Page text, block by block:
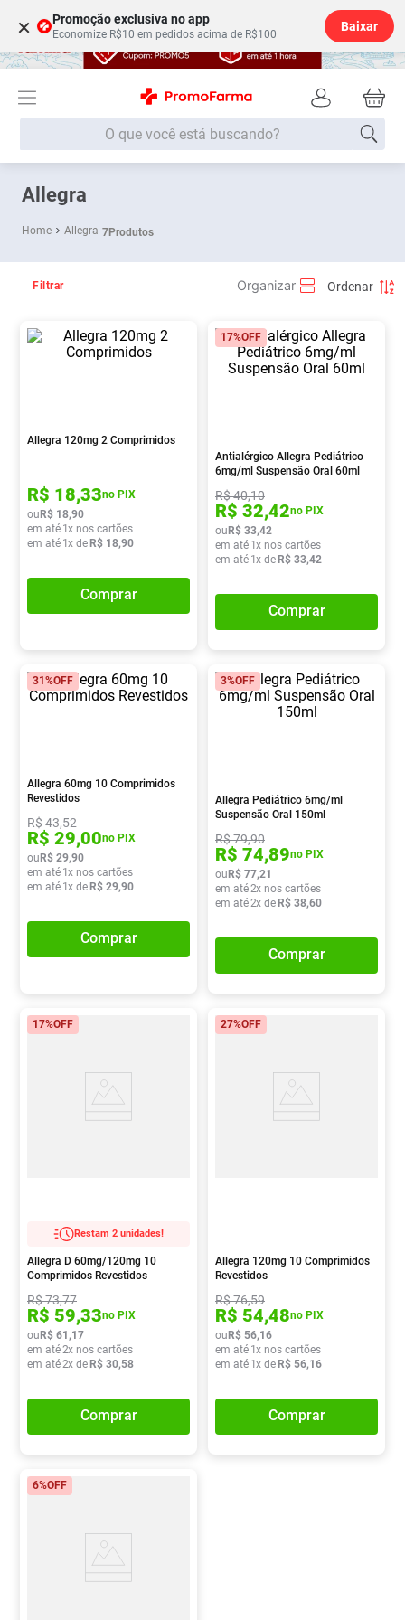
× Promoção exclusiva no app
Economize R$10 em pedidos acima de R$100
Baixar
O que você está buscando?
Allegra
Allegra 7Produtos
Filtrar
Allegra 120mg 2 Comprimidos
R$ 18,33no PIX
ouR$ 18,90
em até 1x nos cartões
em até 1x deR$ 18,90
Comprar
17%OFF
Antialérgico Allegra Pediátrico
6mg/ml Suspensão Oral 60ml
R$40,10
R$ 32,42no PIX
ouR$ 33,42
em até 1x nos cartões
em até 1x deR$ 33,42
Comprar
31%OFF
Allegra 60mg 10 Comprimidos
Revestidos
R$43,52
R$ 29,00no PIX
ouR$ 29,90
em até 1x nos cartões
em até 1x deR$ 29,90
Comprar
3%OFF
Allegra Pediátrico 6mg/ml
Suspensão Oral 150ml
R$79,90
R$ 74,89no PIX
ouR$ 77,21
em até2x nos cartões
em até2x deR$ 38,60
Comprar
17%OFF
Restam 2 unidades!
Allegra D 60mg/120mg 10
Comprimidos Revestidos
R$73,77
R$ 59,33no PIX
ouR$ 61 ,17
em até2x nos cartões
em até2x deR$ 30,58
Comprar
27%OFF
Allegra 120mg 10 Comprimidos
Revestidos
R$76,59
R$ 54,48no PIX
ouR$ 56,16
em até 1x nos cartões
em até 1x deR$ 56,16
Comprar
6%OFF
Termos mais buscados
1 Fralda
3º
º Fralda G
10 º Vitamina D